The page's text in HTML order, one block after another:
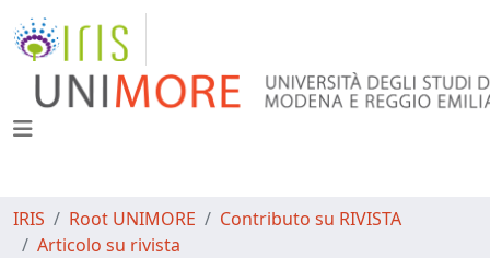
IRIS Root UNIMORE
Contributo su RIVISTA
Articolo su rivista